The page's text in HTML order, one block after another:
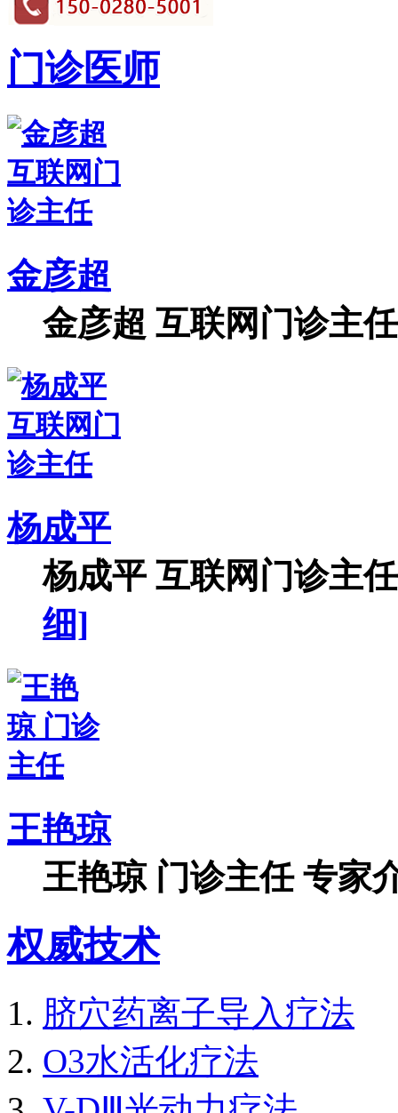
门诊医师
金彦超
金彦超 互联网门诊主
杨成平
杨成平 互联网门诊主
细]
王艳琼
王艳琼 门诊主任 专家
权威技术
脐穴药离子导入疗法
O3水活化疗法